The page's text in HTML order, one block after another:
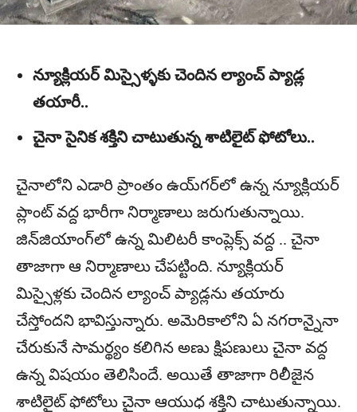
న్యూక్లియర్ మిస్సైళ్ళకు చెందిన ల్యాంచ్ ప్యాడ్ల
తయారీ..
చైనా సైనిక శక్తిని చాటుతున్న శాటిలైట్ ఫోటోలు..
చైనాలోని ఎడారి ప్రాంతం ఉయ్‌గ‌ర్‌లో ఉన్న న్యూక్లియ‌ర్
ప్లాంట్ వ‌ద్ద భారీగా నిర్మాణాలు జ‌రుగుతున్నాయి.
జిన్‌జియాంగ్‌లో ఉన్న మిలిట‌రీ కాంప్లెక్స్ వ‌ద్ద .. చైనా
తాజాగా ఆ నిర్మాణాలు చేప‌ట్టింది. న్యూక్లియ‌ర్
మిస్సైళ్ల‌కు చెందిన ల్యాంచ్ ప్యాడ్ల‌ను త‌యారు
చేస్తోందని భావిస్తున్నారు. అమెరికాలోని ఏ న‌గ‌రాన్నైనా
చేరుకునే సామ‌ర్థ్యం క‌లిగిన అణు క్షిప‌ణులు చైనా వ‌ద్ద
ఉన్న విష‌యం తెలిసిందే. అయితే తాజాగా రిలీజైన
శాటిలైట్ ఫోటోలు చైనా ఆయుధ శ‌క్తిని చాటుతున్నాయి.